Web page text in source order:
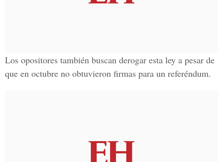
Los opositores también buscan derogar esta ley a pesar de
que en octubre no obtuvieron firmas para un referéndum.